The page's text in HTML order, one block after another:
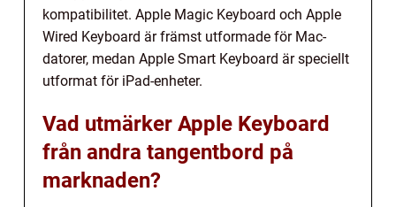
kompatibilitet. Apple Magic Keyboard och Apple
Wired Keyboard är främst utformade för Mac-
datorer, medan Apple Smart Keyboard är speciellt
utformat för iPad-enheter.
Vad utmärker Apple Keyboard
från andra tangentbord på
marknaden?